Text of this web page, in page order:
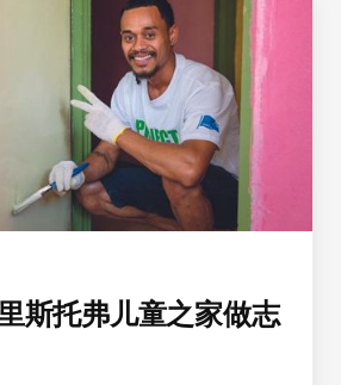
斯托弗儿童之家做志